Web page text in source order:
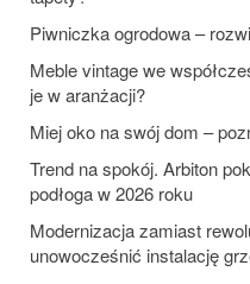
Piwniczka ogrodowa –
Meble vintage we
je w aranżacji?
Miej oko na swój dom –
Trend na spokój. Arbiton
podłoga w 2026 roku
Modernizacja zamiast
unowocześnić instalację